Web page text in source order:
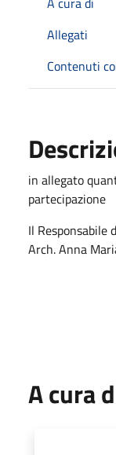
Allegati
Contenuti
in allegato
partecipazione
Il Responsabile
Arch. Anna
A cura